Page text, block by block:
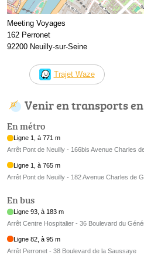
Meeting Voyages
162 Perronet
92200 Neuilly-sur-Seine
Trajet Waze
Venir en transports
En métro
Ligne 1, à 771 m
Arrêt Pont de Neuilly - 166bis Avenue Charles
Ligne 1, à 765 m
Arrêt Pont de Neuilly - 182 Avenue Charles de
En bus
Ligne 93, à 183 m
Arrêt Centre Hospitalier - 36 Boulevard du
Ligne 82, à 95 m
Arrêt Perronet - 38 Boulevard de la Saussaye